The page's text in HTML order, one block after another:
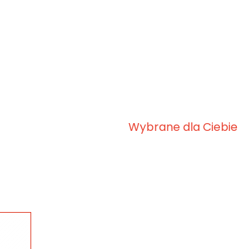
Wybrane dla Ciebie